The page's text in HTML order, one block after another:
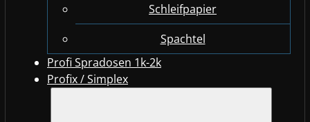
Schleifpapier
Spachtel
Profi Spradosen 1k-2k
Profix / Simplex